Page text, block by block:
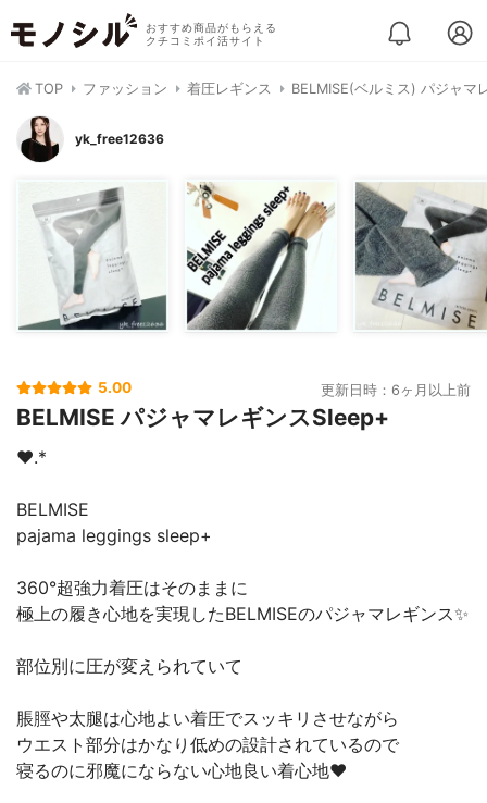
おすすめ商品がもらえる
クチコミポイ活サイト
TOP ファッション 着圧レギンス BELMISE(ベルミス) パジャマ
yk_free12636
5.00 更新日時：6ヶ月以上前
BELMISE パジャマレギンスSleep+
❤︎.*
BELMISE
pajama leggings sleep+
360°超強力着圧はそのままに
極上の履き心地を実現したBELMISEのパジャマレギンス✨
部位別に圧が変えられていて
脹脛や太腿は心地よい着圧でスッキリさせながら
ウエスト部分はかなり低めの設計されているので
寝るのに邪魔にならない心地良い着心地❤️